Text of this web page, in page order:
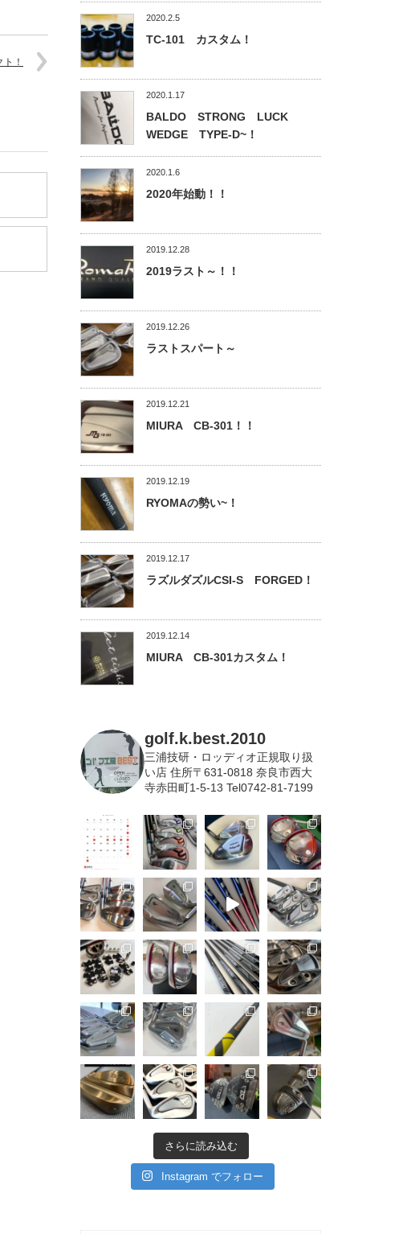
！
2020.2.5
TC-101 カスタム！
2020.1.17
BALDO STRONG LUCK
WEDGE TYPE-D~！
2020.1.6
2020年始動！！
2019.12.28
2019ラスト～！！
2019.12.26
ラストスパート～
2019.12.21
MIURA CB-301！！
2019.12.19
RYOMAの勢い~！
2019.12.17
ラズルダズルCSI-S FORGED！
2019.12.14
MIURA CB-301カスタム！
golf.k.best.2010
三浦技研・ロッディオ正規取り扱
い店 住所〒631-0818 奈良市西大
寺赤田町1-5-13 Tel0742-81-7199
さらに読み込む
Instagram でフォロー